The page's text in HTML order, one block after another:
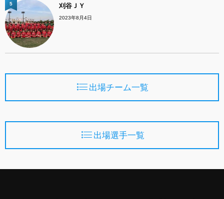
刈谷ＪＹ
2023年8月4日
5
出場チーム一覧
出場選手一覧